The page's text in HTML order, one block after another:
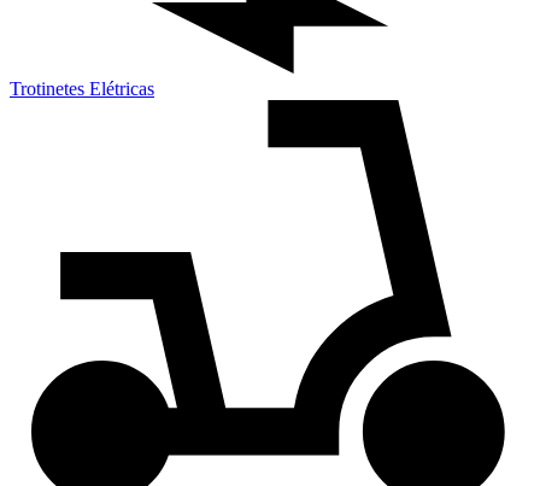
Trotinetes Elétricas